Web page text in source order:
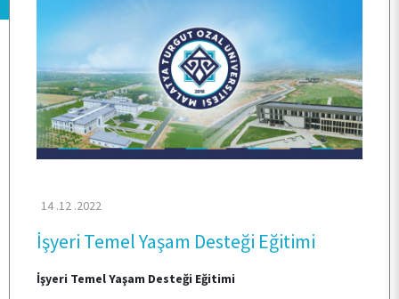
ANASAYFA
KURUMSAL
KALİTE
TOPLUMSAL KATKI
14 .12 .2022
İşyeri Temel Yaşam Desteği Eğitimi
İşyeri Temel Yaşam Desteği Eğitimi